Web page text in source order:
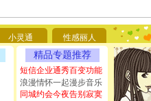
小灵通 性感丽人
精品专题推荐
短信企业通秀百变功能
浪漫情怀一起漫步音乐
同城约会今夜告别寂寞
[圣诞节]
能正大
都要快乐
[圣诞节]
如意,快
[元旦]看
断电。爱